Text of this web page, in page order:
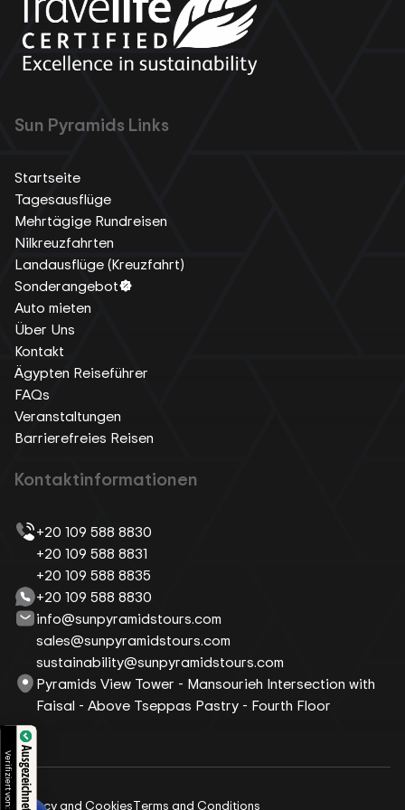
Sun Pyramids Links
Startseite
Tagesausflüge
Mehrtägige Rundreisen
Nilkreuzfahrten
Landausflüge (Kreuzfahrt)
Sonderangebot
Auto mieten
Über Uns
Kontakt
Ägypten Reiseführer
FAQs
Veranstaltungen
Barrierefreies Reisen
Kontaktinformationen
+20 109 588 8830
+20 109 588 8831
+20 109 588 8835
+20 109 588 8830
info@sunpyramidstours.com
sales@sunpyramidstours.com
sustainability@sunpyramidstours.com
Pyramids View Tower - Mansourieh Intersection with
Faisal - Above Tseppas Pastry - Fourth Floor
Privacy and CookiesTerms and Conditions
Verifiziert von: